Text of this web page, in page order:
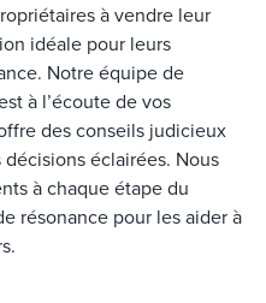
à vendre leur
idéale pour leurs
Notre équipe de
à l’écoute de vos
des conseils judicieux
éclairées. Nous
à chaque étape du
résonance pour les aider à